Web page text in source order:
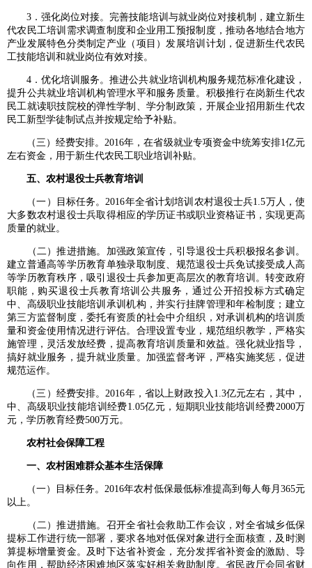
3．强化岗位对接。完善技能培训与就业岗位对接机制，建立新生
代农民工培训需求调查制度和企业用工预报制度，推动各地结合地方
产业发展特色分类制定产业（项目）发展培训计划，促进新生代农民
工技能培训和就业岗位有效对接。
4．优化培训服务。推进公共就业培训机构服务规范标准化建设，
提升公共就业培训机构管理水平和服务质量。积极推行在岗新生代农
民工就读职技院校的弹性学制、学分制政策，开展企业招用新生代农
民工新型学徒制试点并按规定给予补贴。
（三）经费安排。2016年，在省级就业专项资金中统筹安排1亿元
左右资金，用于新生代农民工职业培训补贴。
五、农村退役士兵教育培训
（一）目标任务。2016年全省计划培训农村退役士兵1.5万人，使
大多数农村退役士兵取得相应的学历证书或职业资格证书，实现更高
质量的就业。
（二）推进措施。加强政策宣传，引导退役士兵积极报名参训。
建立普通高等学历教育单独录取制度、规范退役士兵免试接受成人高
等学历教育秩序，吸引退役士兵参加更高层次的教育培训。转变政府
职能，购买退役士兵教育培训公共服务，通过公开招投标方式确定
中、高级职业技能培训承训机构，并实行挂牌管理和年检制度；建立
第三方监督制度，委托有资质的社会中介组织，对承训机构的培训质
量和资金使用情况进行评估。合理设置专业，规范组织教学，严格实
施管理，灵活发放经费，提高教育培训质量和效益。强化就业指导，
搞好就业服务，提升就业质量。加强监督考评，严格实施奖惩，促进
规范运作。
（三）经费安排。2016年，省以上财政投入1.3亿元左右，其中，
中、高级职业技能培训经费1.05亿元，短期职业技能培训经费2000万
元，学历教育经费500万元。
农村社会保障工程
一、农村困难群众基本生活保障
（一）目标任务。2016年农村低保最低标准提高到每人每月365元
以上。
（二）推进措施。召开全省社会救助工作会议，对全省城乡低保
提标工作进行统一部署，要求各地对低保对象进行全面核查，及时测
算提标增量资金。及时下达省补资金，充分发挥省补资金的激励、导
向作用，帮助经济困难地区落实好相关救助制度。省民政厅会同省财